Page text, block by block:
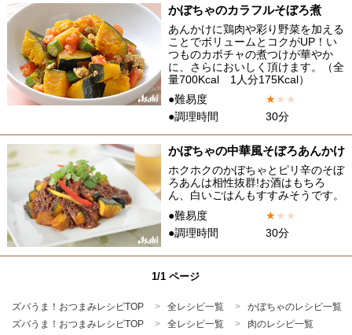
かぼちゃのカラフルそぼろ煮
あんかけに鶏肉や彩り野菜を加える
ことでボリュームとコクがUP！い
つものカボチャの煮つけが華やか
に、さらにおいしく頂けます。（全
量700Kcal 1人分175Kcal）
●難易度
★★ ★
●調理時間
30分
かぼちゃの中華風そぼろあんかけ
ホクホクのかぼちゃとピリ辛のそぼ
ろあんは相性抜群!お酒はもちろ
ん、白いごはんもすすみそうです。
●難易度
★★ ★
●調理時間
30分
1/1 ページ
ズバうま！おつまみレシピTOP 全レシピ一覧
かぼちゃのレシピ一覧
ズバうま！おつまみレシピTOP
全レシピ一覧 肉のレシピ一覧